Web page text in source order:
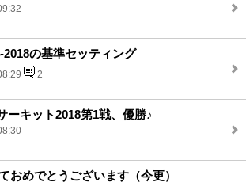
2018の基準セッティング
2
ーキット2018第1戦、優勝♪
おめでとうございます（今更）